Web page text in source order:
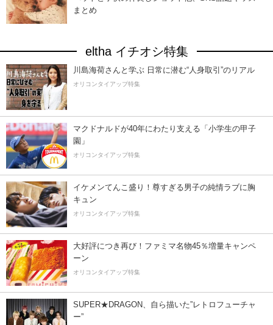
まとめ
eltha イチオシ特集
川島海荷さんと学ぶ 日常に潜む“人身取引”のリアル
オリコンタイアップ特集
マクドナルドが40年にわたり支える「小学生の甲子
園」
オリコンタイアップ特集
イケメンてんこ盛り！尊すぎる男子の純情ラブに胸
キュン
オリコンタイアップ特集
大好評につき再び！ファミマ名物45％増量キャンペ
ーン
オリコンタイアップ特集
SUPER★DRAGON、自ら描いた”レトロフューチャ
ー”